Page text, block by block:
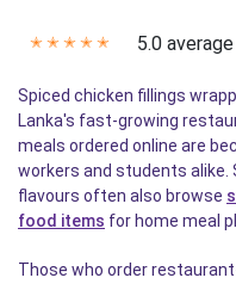
✭ ✭ ✭ ✭ ✭ 5.0
Spiced chicken fillings
Lanka's fast-growing
meals ordered online are
workers and students alike.
flavours often also browse
food items for home meal
Those who order